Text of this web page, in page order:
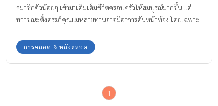
สมาชิกตัวน้อยๆ เข้ามาเติมเต็มชีวิตครอบครัวให้สมบูรณ์มากขึ้น แต่
ทว่าขณะตั้งครรภ์คุณแม่หลายท่านอาจมีอาการคันหน้าท้อง โดยเฉพาะ
ร่องซะแล้ว
การคลอด & หลังคลอด
1